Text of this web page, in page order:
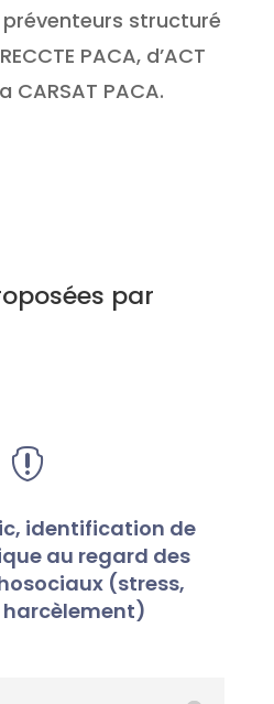
préventeurs structuré
PACA, d’ACT
CARSAT PACA.
par

identification de
au regard des
(stress,
harcèlement)